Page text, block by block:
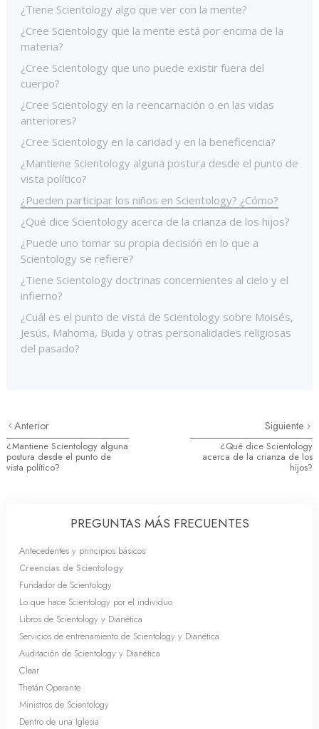
¿Tiene Scientology algo que ver con la mente?
¿Cree Scientology que la mente está por encima de la
materia?
¿Cree Scientology que uno puede existir fuera del
cuerpo?
¿Cree Scientology en la reencarnación o en las vidas
anteriores?
¿Cree Scientology en la caridad y en la beneficencia?
¿Mantiene Scientology alguna postura desde el punto de
vista político?
¿Pueden participar los niños en Scientology? ¿Cómo?
¿Qué dice Scientology acerca de la crianza de los hijos?
¿Puede uno tomar su propia decisión en lo que a
Scientology se refiere?
¿Tiene Scientology doctrinas concernientes al cielo y el
infierno?
¿Cuál es el punto de vista de Scientology sobre Moisés,
Jesús, Mahoma, Buda y otras personalidades religiosas
del pasado?
Anterior
¿Mantiene Scientology alguna
postura desde el punto de
vista político?
Siguiente
¿Qué dice Scientology
acerca de la crianza de los
hijos?
PREGUNTAS MÁS FRECUENTES
Antecedentes y principios básicos
Creencias de Scientology
Fundador de Scientology
Lo que hace Scientology por el individuo
Libros de Scientology y Dianética
Servicios de entrenamiento de Scientology y Dianética
Auditación de Scientology y Dianética
Clear
Thetán Operante
Ministros de Scientology
Dentro de una Iglesia